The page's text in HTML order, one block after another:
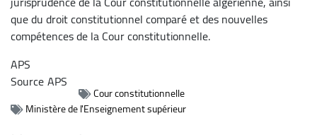
que du droit constitutionnel comparé et des nouvelles
compétences de la Cour constitutionnelle.
APS
SourceAPS
Cour constitutionnelle
Ministère de l'Enseignement supérieur